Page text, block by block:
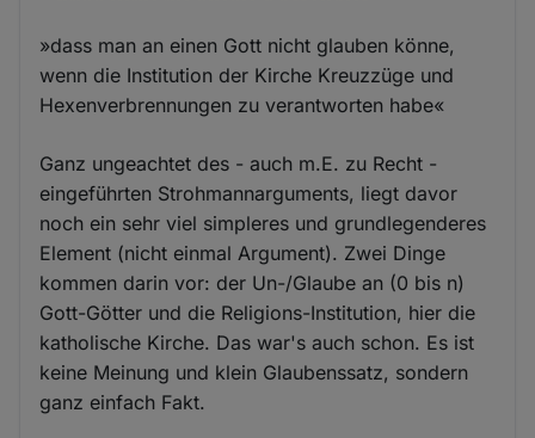
»dass man an einen Gott nicht glauben könne,
wenn die Institution der Kirche Kreuzzüge und
Hexenverbrennungen zu verantworten habe«
Ganz ungeachtet des - auch m.E. zu Recht -
eingeführten Strohmannarguments, liegt davor
noch ein sehr viel simpleres und grundlegenderes
Element (nicht einmal Argument). Zwei Dinge
kommen darin vor: der Un-/Glaube an (0 bis n)
Gott-Götter und die Religions-Institution, hier die
katholische Kirche. Das war's auch schon. Es ist
keine Meinung und klein Glaubenssatz, sondern
ganz einfach Fakt.